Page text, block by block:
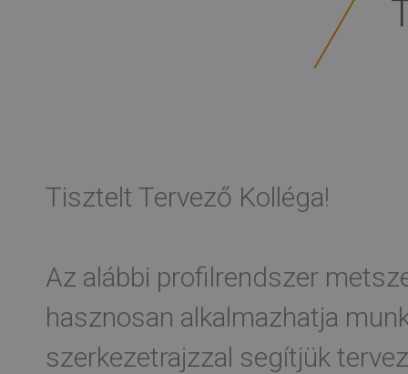
Tisztelt Tervező Kolléga!
Az alábbi profilrendszer
hasznosan alkalmazhatja
szerkezetrajzzal segítjük